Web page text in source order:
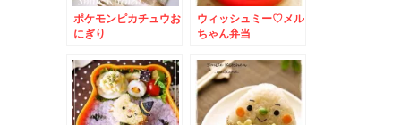
ポケモンピカチュウお
にぎり
ウィッシュミー♡メル
ちゃん弁当